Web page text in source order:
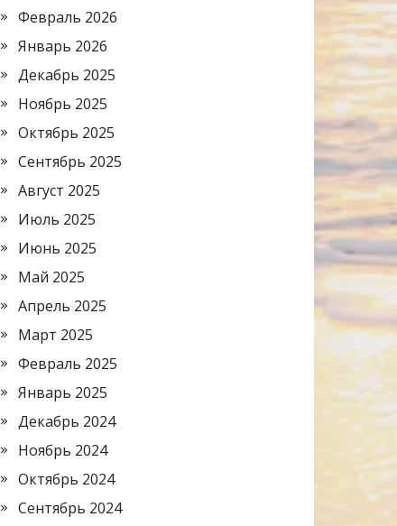
Февраль 2026
Январь 2026
Декабрь 2025
Ноябрь 2025
Октябрь 2025
Сентябрь 2025
Август 2025
Июль 2025
Июнь 2025
Май 2025
Апрель 2025
Март 2025
Февраль 2025
Январь 2025
Декабрь 2024
Ноябрь 2024
Октябрь 2024
Сентябрь 2024